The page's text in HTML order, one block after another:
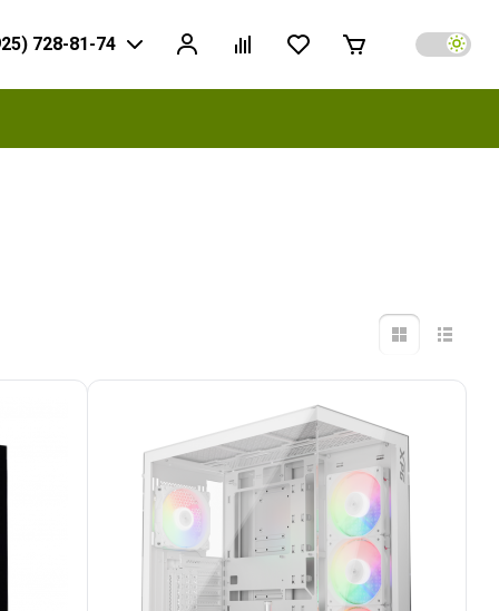
728-81-74